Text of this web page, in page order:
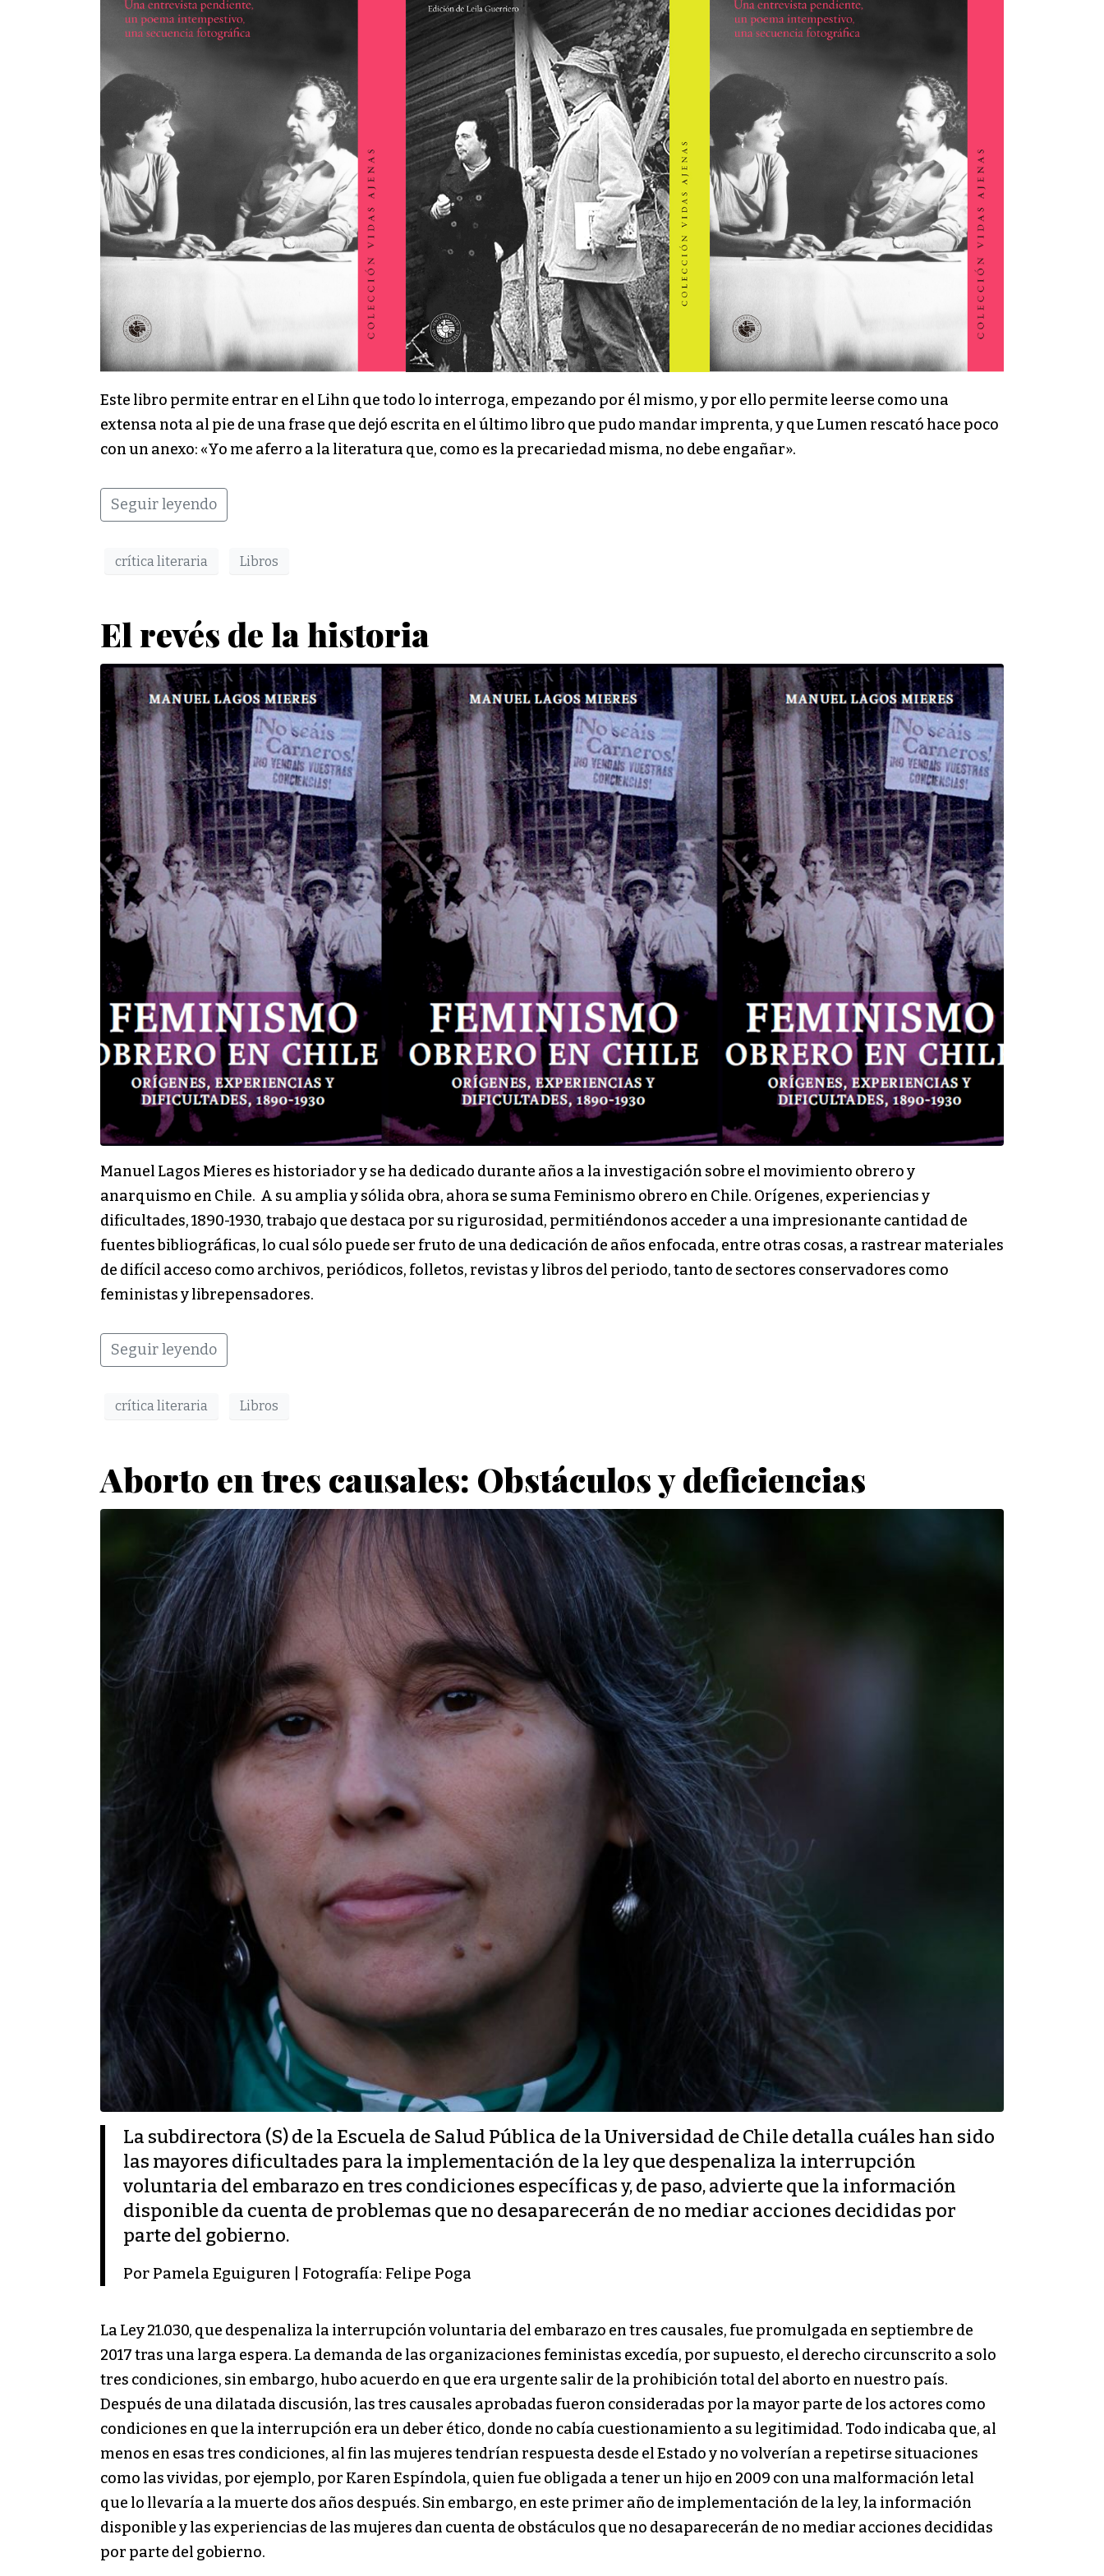
Este libro permite entrar en el Lihn que todo lo interroga, empezando por él mismo, y por ello permite leerse como una
extensa nota al pie de una frase que dejó escrita en el último libro que pudo mandar imprenta, y que Lumen rescató hace poco
con un anexo: «Yo me aferro a la literatura que, como es la precariedad misma, no debe engañar».
Seguir leyendo
crítica literaria Libros
El revés de la historia
Manuel Lagos Mieres es historiador y se ha dedicado durante años a la investigación sobre el movimiento obrero y
anarquismo en Chile. A su amplia y sólida obra, ahora se suma Feminismo obrero en Chile. Orígenes, experiencias y
dificultades, 1890-1930, trabajo que destaca por su rigurosidad, permitiéndonos acceder a una impresionante cantidad de
fuentes bibliográficas, lo cual sólo puede ser fruto de una dedicación de años enfocada, entre otras cosas, a rastrear materiales
de difícil acceso como archivos, periódicos, folletos, revistas y libros del periodo, tanto de sectores conservadores como
feministas y librepensadores.
Seguir leyendo
crítica literaria Libros
Aborto en tres causales: Obstáculos y deficiencias
La subdirectora (S) de la Escuela de Salud Pública de la Universidad de Chile detalla cuáles han sido
las mayores dificultades para la implementación de la ley que despenaliza la interrupción
voluntaria del embarazo en tres condiciones específicas y, de paso, advierte que la información
disponible da cuenta de problemas que no desaparecerán de no mediar acciones decididas por
parte del gobierno.
Por Pamela Eguiguren | Fotografía: Felipe Poga
La Ley 21.030, que despenaliza la interrupción voluntaria del embarazo en tres causales, fue promulgada en septiembre de
2017 tras una larga espera. La demanda de las organizaciones feministas excedía, por supuesto, el derecho circunscrito a solo
tres condiciones, sin embargo, hubo acuerdo en que era urgente salir de la prohibición total del aborto en nuestro país.
Después de una dilatada discusión, las tres causales aprobadas fueron consideradas por la mayor parte de los actores como
condiciones en que la interrupción era un deber ético, donde no cabía cuestionamiento a su legitimidad. Todo indicaba que, al
menos en esas tres condiciones, al fin las mujeres tendrían respuesta desde el Estado y no volverían a repetirse situaciones
como las vividas, por ejemplo, por Karen Espíndola, quien fue obligada a tener un hijo en 2009 con una malformación letal
que lo llevaría a la muerte dos años después. Sin embargo, en este primer año de implementación de la ley, la información
disponible y las experiencias de las mujeres dan cuenta de obstáculos que no desaparecerán de no mediar acciones decididas
por parte del gobierno.